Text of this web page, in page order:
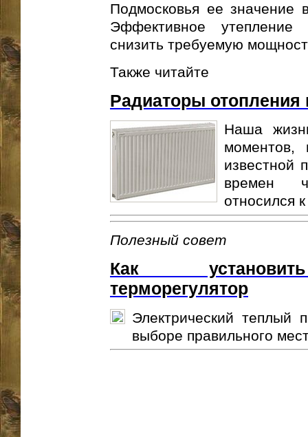
Подмосковья ее значение
Эффективное утепление
снизить требуемую
Также читайте
Радиаторы
Наша
моментов,
известной
времен
относился
Полезный совет
Как
терморегулятор
Электрический теплый
выборе правильного